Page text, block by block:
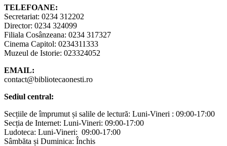
TELEFOANE:
Secretariat: 0234 312202
Director: 0234 324099
Filiala Cosânzeana: 0234 317327
Cinema Capitol: 0234311333
Muzeul de Istorie: 023324052
EMAIL:
contact@bibliotecaonesti.ro
Sediul central:
Secțiile de împrumut și salile de lectură: Luni-Vineri : 09:00-17:00
Secția de Internet: Luni-Vineri: 09:00-17:00
Ludoteca: Luni-Vineri: 09:00-17:00
Sâmbăta și Duminica: Închis